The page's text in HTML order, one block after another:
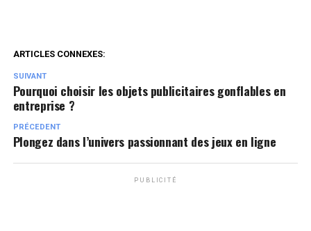
ARTICLES CONNEXES:
SUIVANT
Pourquoi choisir les objets publicitaires gonflables en
entreprise ?
PRÉCEDENT
Plongez dans l’univers passionnant des jeux en ligne
PUBLICITÉ